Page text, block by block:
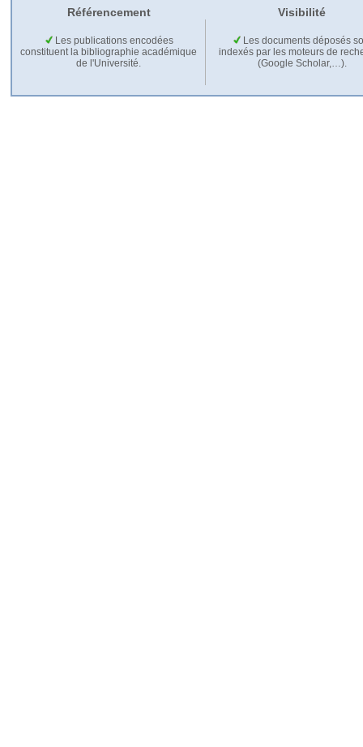
Référencement Visibilité
Les publications encodées
constituent la bibliographie académique
de l'Université.
Les documents déposés
indexés par les moteurs de
(Google Scholar,…).